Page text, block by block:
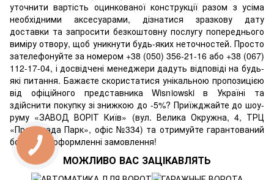
уточнити вартість оцинкованої конструкції разом з усіма
необхідними аксесуарами, дізнатися зразкову дату
доставки та запросити безкоштовну послугу попереднього
виміру отвору, щоб уникнути будь-яких неточностей. Просто
зателефонуйте за номером +38 (050) 356-21-16 або +38 (067)
112-17-04, і досвідчені менеджери дадуть відповіді на будь-
які питання. Бажаєте скористатися унікальною пропозицією
від офіційного представника Wisniowski в Україні та
здійснити покупку зі знижкою до -5%? Приїжджайте до шоу-
руму «ЗАВОД ВОРІТ Київ» (вул. Велика Окружна, 4, ТРЦ
«Променада Парк», офіс №334) та отримуйте гарантований
бонус при оформленні замовлення!
МОЖЛИВО ВАС ЗАЦІКАВЛЯТЬ